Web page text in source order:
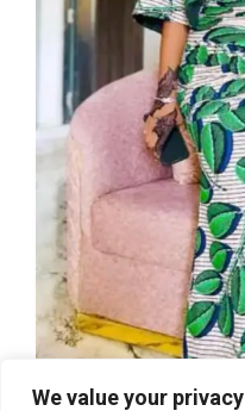
We value your privacy